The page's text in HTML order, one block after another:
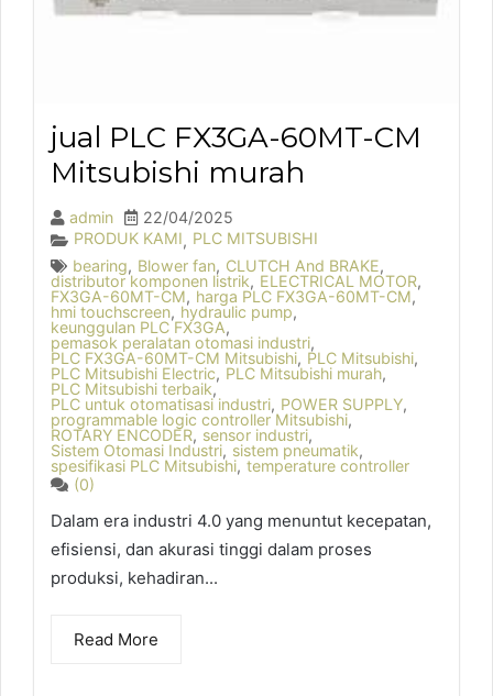
jual PLC FX3GA-60MT-CM
Mitsubishi murah
admin
22/04/2025
PRODUK KAMI, PLC MITSUBISHI
bearing, Blower fan, CLUTCH And BRAKE,
distributor komponen listrik, ELECTRICAL MOTOR,
FX3GA-60MT-CM, harga PLC FX3GA-60MT-CM,
hmi touchscreen, hydraulic pump,
keunggulan PLC FX3GA,
pemasok peralatan otomasi industri,
PLC FX3GA-60MT-CM Mitsubishi, PLC Mitsubishi,
PLC Mitsubishi Electric, PLC Mitsubishi murah,
PLC Mitsubishi terbaik,
PLC untuk otomatisasi industri, POWER SUPPLY,
programmable logic controller Mitsubishi,
ROTARY ENCODER, sensor industri,
Sistem Otomasi Industri, sistem pneumatik,
spesifikasi PLC Mitsubishi, temperature controller
(0)
Dalam era industri 4.0 yang menuntut kecepatan,
efisiensi, dan akurasi tinggi dalam proses
produksi, kehadiran...
Read More